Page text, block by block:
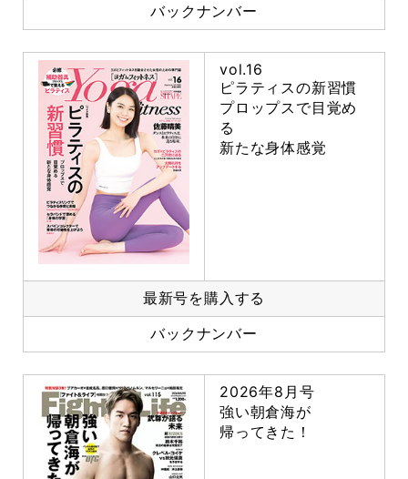
バックナンバー
vol.16
ピラティスの新習慣
プロップスで目覚め
る
新たな身体感覚
最新号を購入する
バックナンバー
2026年8月号
強い朝倉海が
帰ってきた！